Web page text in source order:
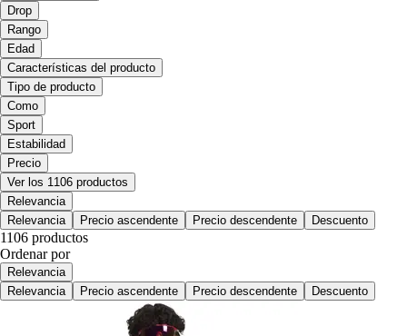
Drop
Rango
Edad
Características del producto
Tipo de producto
Como
Sport
Estabilidad
Precio
Ver los 1106 productos
Relevancia
Relevancia
Precio ascendente Precio descendente Descuento
1106 productos
Ordenar por
Relevancia
Relevancia
Precio ascendente Precio descendente Descuento